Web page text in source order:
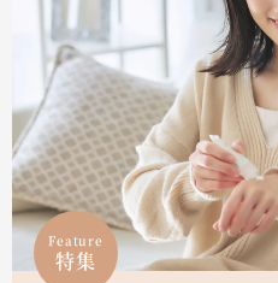
Feature
特集